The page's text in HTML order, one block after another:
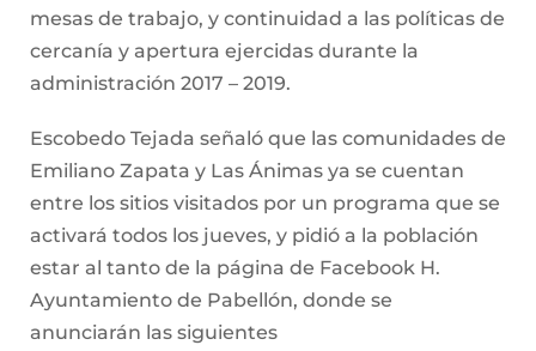
mesas de trabajo, y continuidad a las políticas de
cercanía y apertura ejercidas durante la
administración 2017 – 2019.
Escobedo Tejada señaló que las comunidades de
Emiliano Zapata y Las Ánimas ya se cuentan
entre los sitios visitados por un programa que se
activará todos los jueves, y pidió a la población
estar al tanto de la página de Facebook H.
Ayuntamiento de Pabellón, donde se
anunciarán las siguientes